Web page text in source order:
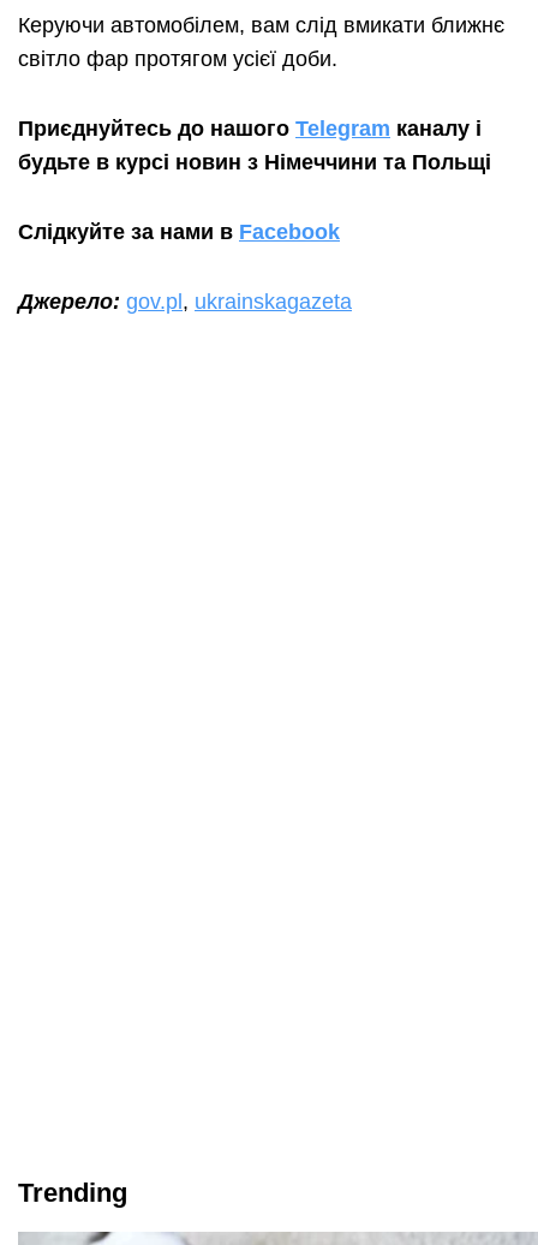
Керуючи автомобілем, вам слід вмикати ближнє
світло фар протягом усієї доби.
Приєднуйтесь до нашого Telegram каналу і
будьте в курсі новин з Німеччини та Польщі
Слідкуйте за нами в Facebook
Джерело: gov.pl , ukrainskagazeta
Trending